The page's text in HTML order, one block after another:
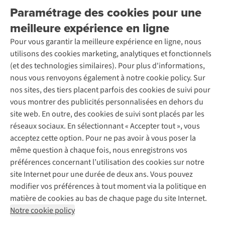
Paramétrage des cookies pour une
meilleure expérience en ligne
Pour vous garantir la meilleure expérience en ligne, nous
utilisons des cookies marketing, analytiques et fonctionnels
(et des technologies similaires). Pour plus d'informations,
nous vous renvoyons également à notre cookie policy. Sur
nos sites, des tiers placent parfois des cookies de suivi pour
vous montrer des publicités personnalisées en dehors du
site web. En outre, des cookies de suivi sont placés par les
réseaux sociaux. En sélectionnant « Accepter tout », vous
acceptez cette option. Pour ne pas avoir à vous poser la
même question à chaque fois, nous enregistrons vos
préférences concernant l’utilisation des cookies sur notre
site Internet pour une durée de deux ans. Vous pouvez
modifier vos préférences à tout moment via la politique en
matière de cookies au bas de chaque page du site Internet.
Notre cookie policy
Rétractation d'une commande
Entretien & réparations
Garantie
Contactez-nous
À propos d’Ayacucho
Nos magasins
À propos d’A.S.Adventure
Déclaration d'accessibilité
Location / Location sports d’hiver
Entretien de ski
Service de lavage
Entretien de chaussures
Réparation de chaussures
Réparation de vêtements
Retouches
Pour les entreprises
Découvrez
A.S.Magazine
Explore Camp
Gear Check
Expertise & conseils
Abonnez-vous à la newsletter
Suivez-nous
Mentions légales
Politique de confidentialité
Conditions générales
Cookie Policy
AS Adventure Luxemburg SA,